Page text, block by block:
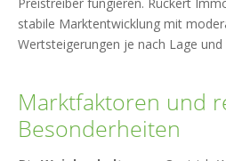
stabile Marktentwicklung mit
Wertsteigerungen je nach Lage
Marktfaktoren und
Besonderheiten